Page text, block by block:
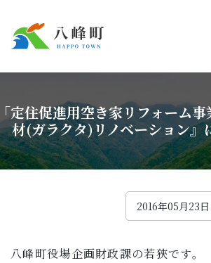
Foreign language
｢定住促進用空き家リフォーム
材(ガラクタ)リノベーション』
2016年05月23日
八峰町役場企画財政課の若狹です。